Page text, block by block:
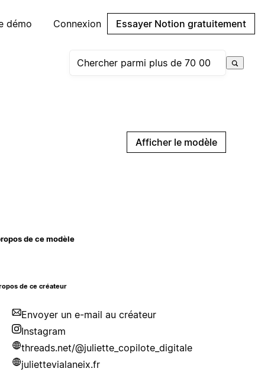
démo Connexion Essayer Notion gratuitement
Afficher le modèle
de ce modèle
de ce créateur
Envoyer un e-mail au créateur
Instagram
threads.net/@juliette_copilote_digitale
juliettevialaneix.fr